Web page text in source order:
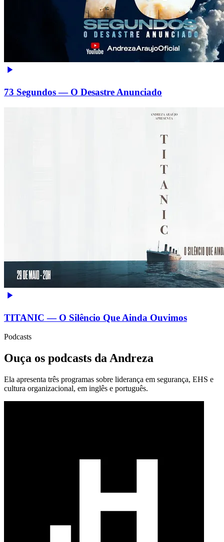
73 Segundos — O Desastre Anunciado
TITANIC — O Silêncio Que Ainda Ouvimos
Podcasts
Ouça os podcasts da Andreza
Ela apresenta três programas sobre liderança em segurança, EHS e
cultura organizacional, em inglês e português.